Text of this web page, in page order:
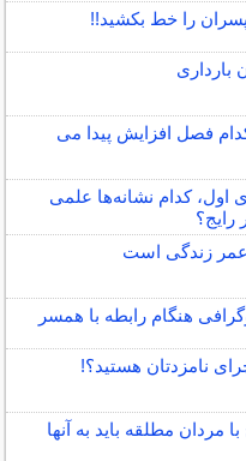
پسران را خط بکشید!!
بارداری
فصل افزایش پیدا می
اول، کدام نشانه‌ها علمی
رایج؟
عمر زندگی‌ است
هنگام رابطه با همسر
نامزدتان هستید؟!
مردان مطلقه باید به آنها